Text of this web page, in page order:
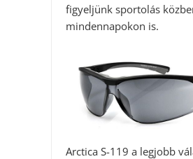
figyeljünk sportolás
mindennapokon is.
Arctica S-119 a legjobb